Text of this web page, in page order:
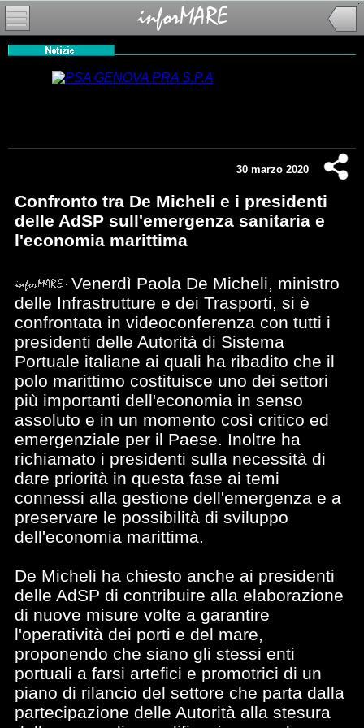
30 marzo 2020
Confronto tra De Micheli e i presidenti
delle AdSP sull'emergenza sanitaria e
l'economia marittima
Venerdì Paola De Micheli, ministro
delle Infrastrutture e dei Trasporti, si è
confrontata in videoconferenza con tutti i
presidenti delle Autorità di Sistema
Portuale italiane ai quali ha ribadito che il
polo marittimo costituisce uno dei settori
più importanti dell'economia in senso
assoluto e in un momento così critico ed
emergenziale per il Paese. Inoltre ha
richiamato i presidenti sulla necessità di
dare priorità in questa fase ai temi
connessi alla gestione dell'emergenza e a
preservare le possibilità di sviluppo
dell'economia marittima.
De Micheli ha chiesto anche ai presidenti
delle AdSP di contribuire alla elaborazione
di nuove misure volte a garantire
l'operatività dei porti e del mare,
proponendo che siano gli stessi enti
portuali a farsi artefici e promotrici di un
piano di rilancio del settore che parta dalla
partecipazione delle Autorità alla stesura